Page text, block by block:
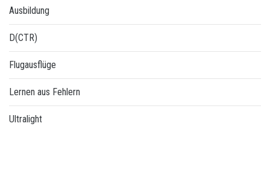
Ausbildung
D(CTR)
Flugausflüge
Lernen aus Fehlern
Ultralight